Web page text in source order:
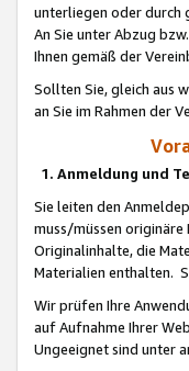
unterliegen oder durch
An Sie unter Abzug
Ihnen gemäß der
Sollten Sie, gleich aus
an Sie im Rahmen der
1. Anmeldung und
Sie leiten den
muss/müssen
Originalinhalte, die
Materialien enthalten.
Wir prüfen Ihre
auf Aufnahme Ihrer
Ungeeignet sind unter